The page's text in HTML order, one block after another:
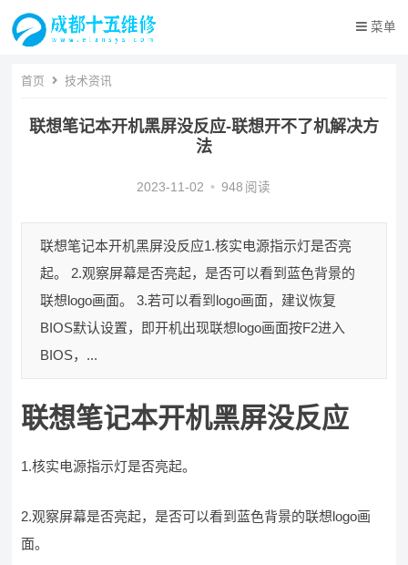
菜单
首页 技术资讯
联想笔记本开机黑屏没反应-联想开不了机解决方
法
2023-11-02 • 948 阅读
联想笔记本开机黑屏没反应 ​1.核实电源指示灯是否亮
起。 2.观察屏幕是否亮起，是否可以看到蓝色背景的
联想logo画面。 3.若可以看到logo画面，建议恢复
BIOS默认设置，即开机出现联想logo画面按F2进入
BIOS，...
联想笔记本开机黑屏没反应
​1.核实电源指示灯是否亮起。
2.观察屏幕是否亮起，是否可以看到蓝色背景的联想logo画
面。